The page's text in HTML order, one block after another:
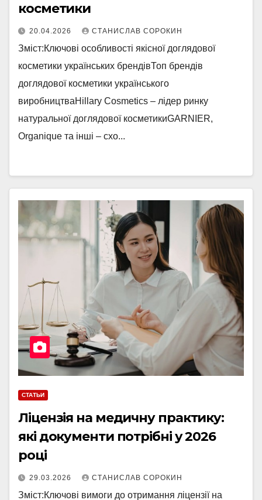
косметики
20.04.2026 СТАНИСЛАВ СОРОКИН
Зміст:Ключові особливості якісної доглядової
косметики українських брендівТоп брендів
доглядової косметики українського
виробництваHillary Cosmetics – лідер ринку
натуральної доглядової косметикиGARNIER,
Organique та інші – схо...
СТАТЬИ
Ліцензія на медичну практику:
які документи потрібні у 2026
році
29.03.2026 СТАНИСЛАВ СОРОКИН
Зміст:Ключові вимоги до отримання ліцензії на